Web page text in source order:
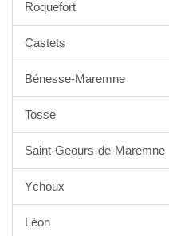
Roquefort
Castets
Bénesse-Maremne
Tosse
Saint-Geours-de-Maremne
Ychoux
Léon